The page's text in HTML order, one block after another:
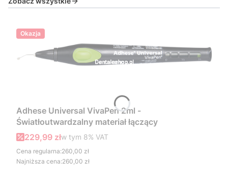
Okazja
Adhese Universal VivaPen 2ml -
Światłoutwardzalny materiał łączący
Cena promocyjna brutto
229,99 złw tym %s VAT
w tym 8% VAT
Cena regularna:260,00 zł
Najniższa cena:260,00 zł